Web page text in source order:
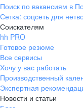
Поиск по вакансиям в
Сетка: соцсеть для
Соискателям
hh PRO
Готовое резюме
Все сервисы
Хочу у вас работать
Производственный
Экспертная
Новости и статьи